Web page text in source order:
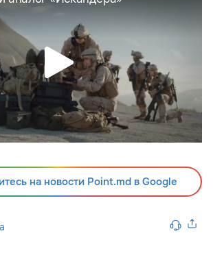
на новости Point.md в Google